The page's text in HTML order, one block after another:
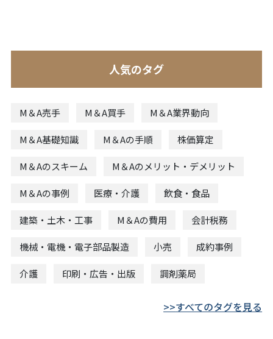
人気のタグ
M＆A売手 M＆A買手 M＆A業界動向
M＆A基礎知識 M＆Aの手順 株価算定
M＆Aのスキーム M＆Aのメリット・デメリット
M＆Aの事例 医療・介護 飲食・食品
建築・土木・工事 M＆Aの費用 会計税務
機械・電機・電子部品製造 小売 成約事例
介護 印刷・広告・出版 調剤薬局
すべてのタグを見る